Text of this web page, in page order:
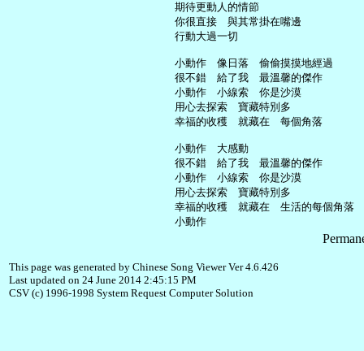
     期待更動人的情節
     你很直接　與其常掛在嘴邊
     行動大過一切
     小動作　像日落　偷偷摸摸地經過
     很不錯　給了我　最溫馨的傑作
     小動作　小線索　你是沙漠
     用心去探索　寶藏特別多
     幸福的收穫　就藏在　每個角落
     小動作　大感動
     很不錯　給了我　最溫馨的傑作
     小動作　小線索　你是沙漠
     用心去探索　寶藏特別多
     幸福的收穫　就藏在　生活的每個角落
This page was generated by Chinese Song Viewer Ver 4.6.426
Last updated on 24 June 2014 2:45:15 PM
CSV (c) 1996-1998 System Request Computer Solution